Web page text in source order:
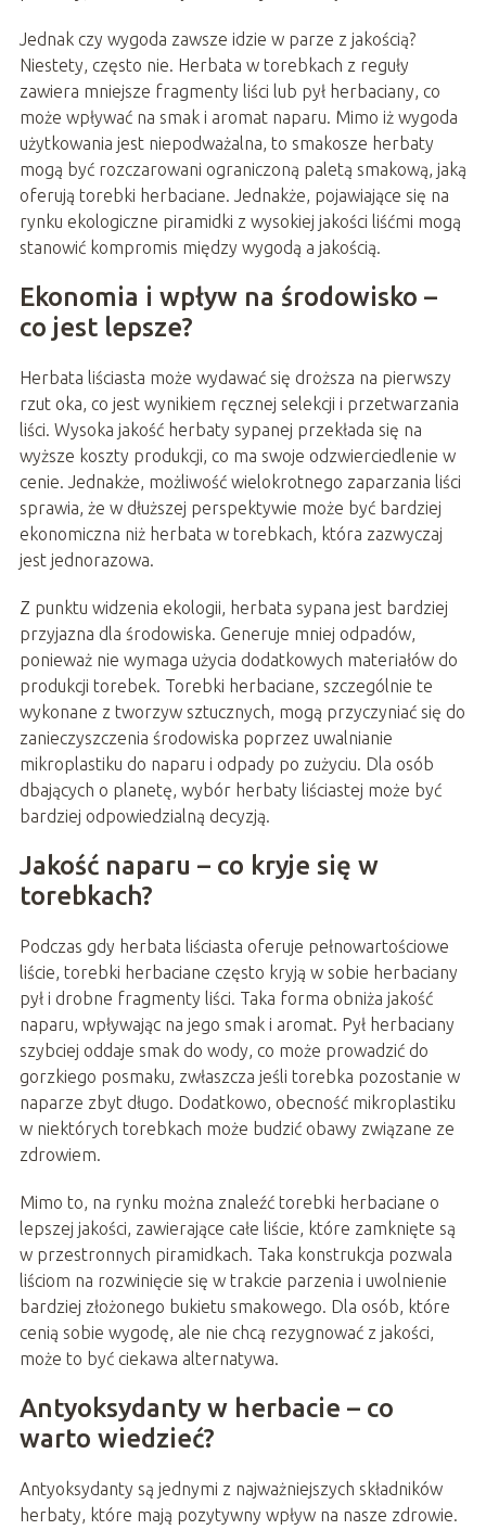
Jednak czy wygoda zawsze idzie w parze z jakością?
Niestety, często nie. Herbata w torebkach z reguły
zawiera mniejsze fragmenty liści lub pył herbaciany, co
może wpływać na smak i aromat naparu. Mimo iż wygoda
użytkowania jest niepodważalna, to smakosze herbaty
mogą być rozczarowani ograniczoną paletą smakową, jaką
oferują torebki herbaciane. Jednakże, pojawiające się na
rynku ekologiczne piramidki z wysokiej jakości liśćmi mogą
stanowić kompromis między wygodą a jakością.
Ekonomia i wpływ na środowisko –
co jest lepsze?
Herbata liściasta może wydawać się droższa na pierwszy
rzut oka, co jest wynikiem ręcznej selekcji i przetwarzania
liści. Wysoka jakość herbaty sypanej przekłada się na
wyższe koszty produkcji, co ma swoje odzwierciedlenie w
cenie. Jednakże, możliwość wielokrotnego zaparzania liści
sprawia, że w dłuższej perspektywie może być bardziej
ekonomiczna niż herbata w torebkach, która zazwyczaj
jest jednorazowa.
Z punktu widzenia ekologii, herbata sypana jest bardziej
przyjazna dla środowiska. Generuje mniej odpadów,
ponieważ nie wymaga użycia dodatkowych materiałów do
produkcji torebek. Torebki herbaciane, szczególnie te
wykonane z tworzyw sztucznych, mogą przyczyniać się do
zanieczyszczenia środowiska poprzez uwalnianie
mikroplastiku do naparu i odpady po zużyciu. Dla osób
dbających o planetę, wybór herbaty liściastej może być
bardziej odpowiedzialną decyzją.
Jakość naparu – co kryje się w
torebkach?
Podczas gdy herbata liściasta oferuje pełnowartościowe
liście, torebki herbaciane często kryją w sobie herbaciany
pył i drobne fragmenty liści. Taka forma obniża jakość
naparu, wpływając na jego smak i aromat. Pył herbaciany
szybciej oddaje smak do wody, co może prowadzić do
gorzkiego posmaku, zwłaszcza jeśli torebka pozostanie w
naparze zbyt długo. Dodatkowo, obecność mikroplastiku
w niektórych torebkach może budzić obawy związane ze
zdrowiem.
Mimo to, na rynku można znaleźć torebki herbaciane o
lepszej jakości, zawierające całe liście, które zamknięte są
w przestronnych piramidkach. Taka konstrukcja pozwala
liściom na rozwinięcie się w trakcie parzenia i uwolnienie
bardziej złożonego bukietu smakowego. Dla osób, które
cenią sobie wygodę, ale nie chcą rezygnować z jakości,
może to być ciekawa alternatywa.
Antyoksydanty w herbacie – co
warto wiedzieć?
Antyoksydanty są jednymi z najważniejszych składników
herbaty, które mają pozytywny wpływ na nasze zdrowie.